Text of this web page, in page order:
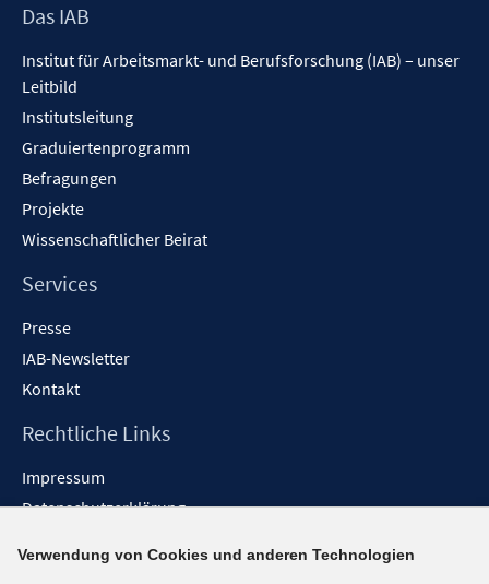
Footer
Das IAB
Institut für Arbeitsmarkt- und Berufsforschung (IAB) – unser
Leitbild
Institutsleitung
Graduiertenprogramm
Befragungen
Projekte
Wissenschaftlicher Beirat
Services
Presse
IAB-Newsletter
Kontakt
Rechtliche Links
Impressum
Datenschutzerklärung
Barrieren melden
Verwendung von Cookies und anderen Technologien